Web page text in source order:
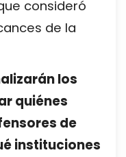
consideró
de la
los
quiénes
de
instituciones